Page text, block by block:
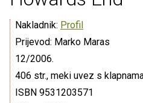
Nakladnik: Profil
Prijevod: Marko Maras
12/2006.
406 str., meki uvez s
ISBN 9531203571